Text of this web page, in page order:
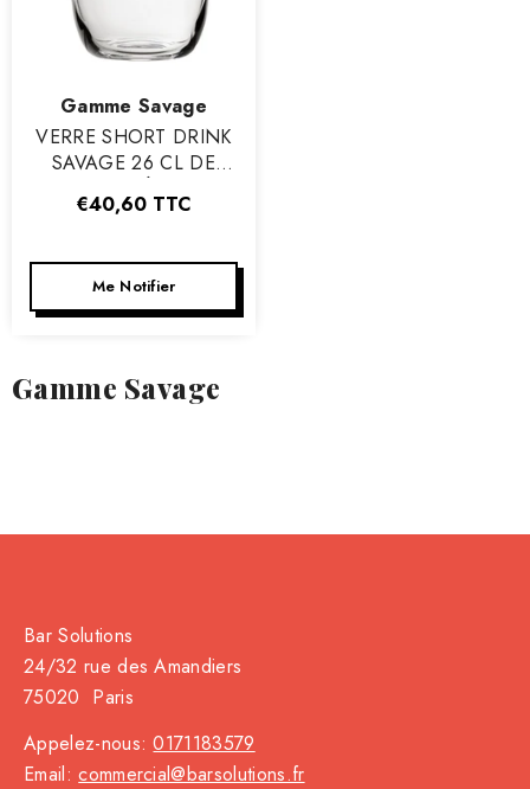
Vendeur
:
Gamme Savage
VERRE SHORT DRINK
SAVAGE 26 CL DE
€40,60 TTC
Me Notifier
Gamme Savage
Bar Solutions
24/32 rue des Amandiers
75020 Paris
Appelez-nous:0171183579
Email:commercial@barsolutions.fr